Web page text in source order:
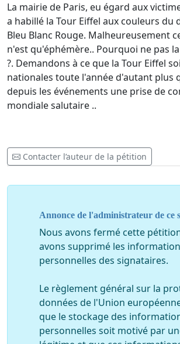
La mairie de Paris, eu égard aux
a habillé la Tour Eiffel aux couleurs du
Bleu Blanc Rouge. Malheureusement
n'est qu'éphémère.. Pourquoi ne pas
?. Demandons à ce que la Tour Eiffel
nationales toute l'année d'autant plus
depuis les événements une prise de
mondiale salutaire ..
Contacter l’auteur de la pétition
Annonce de l'administrateur de ce
Nous avons fermé cette
avons supprimé les
personnelles des signataires.
Le règlement général sur la
données de l'Union
que le stockage des
personnelles soit motivé par